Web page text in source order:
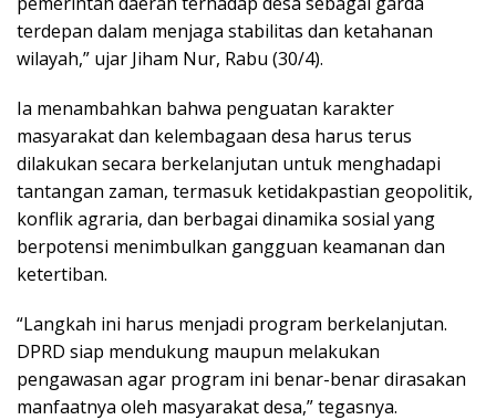
terdepan dalam menjaga stabilitas dan ketahanan
wilayah,” ujar Jiham Nur, Rabu (30/4).
Ia menambahkan bahwa penguatan karakter
masyarakat dan kelembagaan desa harus terus
dilakukan secara berkelanjutan untuk menghadapi
tantangan zaman, termasuk ketidakpastian geopolitik,
konflik agraria, dan berbagai dinamika sosial yang
berpotensi menimbulkan gangguan keamanan dan
ketertiban.
“Langkah ini harus menjadi program berkelanjutan.
DPRD siap mendukung maupun melakukan
pengawasan agar program ini benar-benar dirasakan
manfaatnya oleh masyarakat desa,” tegasnya.